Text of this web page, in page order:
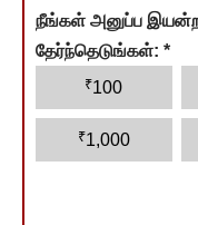
நீங்கள் அனுப்ப
தேர்ந்தெடுங்கள்: *
₹100
₹1,000